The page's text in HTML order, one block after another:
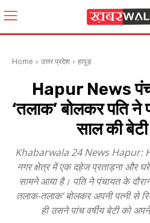
Home उत्तर प्रदेश हापुड़
Hapur News
‘तलाक’ बोलकर पति ने
साल की
Khabarwala 24 News Hapur:
नगर क्षेत्र में एक दहेज प्रताड़ना और
सामने आया है। पति ने पंचायत के
तलाक-तलाक’ बोलकर अपनी पत्नी से
ही उसने पांच वर्षीय बेटी को